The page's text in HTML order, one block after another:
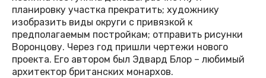
планировку участка прекратить; художнику
изобразить виды округи с привязкой к
предполагаемым постройкам; отправить рисунки
Воронцову. Через год пришли чертежи нового
проекта. Его автором был Эдвард Блор – любимый
архитектор британских монархов.